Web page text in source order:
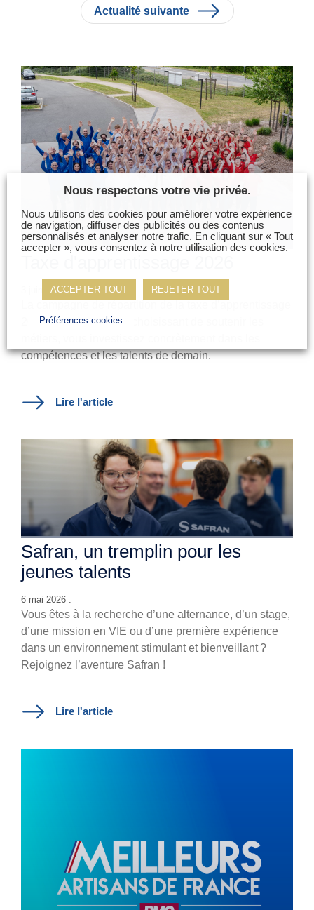
Actualité suivante
3 juin 2026 .
2026 est ouverte ! En choisissant de soutenir les
compétences et les talents de demain.
Lire l'article
Safran, un tremplin pour les
jeunes talents
6 mai 2026 .
Vous êtes à la recherche d’une alternance, d’un stage,
d’une mission en VIE ou d’une première expérience
dans un environnement stimulant et bienveillant ?
Rejoignez l’aventure Safran !
Lire l'article
Nous respectons votre vie privée.
Nous utilisons des cookies pour améliorer votre expérience
de navigation, diffuser des publicités ou des contenus
personnalisés et analyser notre trafic. En cliquant sur « Tout
accepter », vous consentez à notre utilisation des cookies.
ACCEPTER TOUT REJETER TOUT
Préférences cookies